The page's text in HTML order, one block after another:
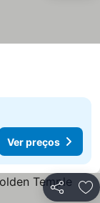
Ver preços
Partilhar